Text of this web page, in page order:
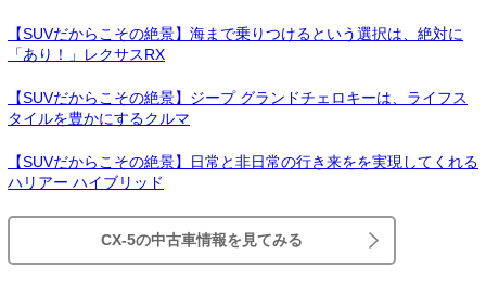
【SUVだからこその絶景】海まで乗りつけるという選択は、絶対に
「あり！」レクサスRX
【SUVだからこその絶景】ジープ グランドチェロキーは、ライフス
タイルを豊かにするクルマ
【SUVだからこその絶景】日常と非日常の行き来をを実現してくれる
ハリアー ハイブリッド
CX-5の中古車情報を見てみる